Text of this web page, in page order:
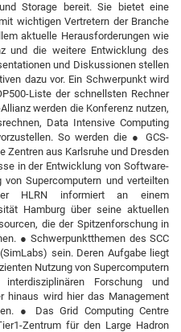
Storage bereit. Sie bietet eine
wichtigen Vertretern der Branche
aktuelle Herausforderungen wie
und die weitere Entwicklung des
und Diskussionen stellen
dazu vor. Ein Schwerpunkt wird
Liste der schnellsten Rechner
werden die Konferenz nutzen,
Data Intensive Computing
So werden die ● GCS-
Zentren aus Karlsruhe und Dresden
in der Entwicklung von Software-
Supercomputern und verteilten
HLRN informiert an einem
Hamburg über seine aktuellen
die der Spitzenforschung in
● Schwerpunktthemen des SCC
sein. Deren Aufgabe liegt
Nutzung von Supercomputern
Forschung und
hinaus wird hier das Management
● Das Grid Computing Centre
Zentrum für den Large Hadron